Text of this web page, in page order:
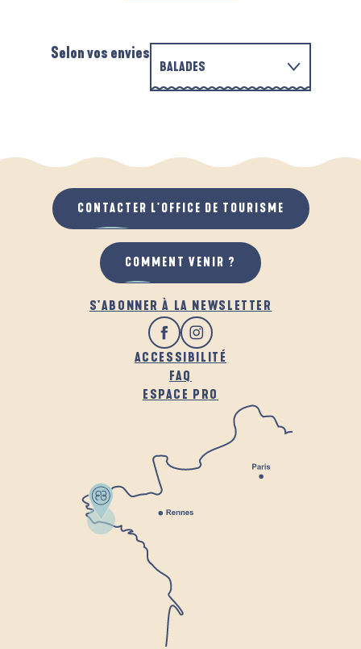
Selon vos envies
BALADES
QUAND IL PLEUT
AU GRAND AIR
S'ABONNER À LA NEWSLETTER
ACCESSIBILITÉ
FAQ
ESPACE PRO
CONTACTER L'OFFICE DE TOURISME
COMMENT VENIR ?